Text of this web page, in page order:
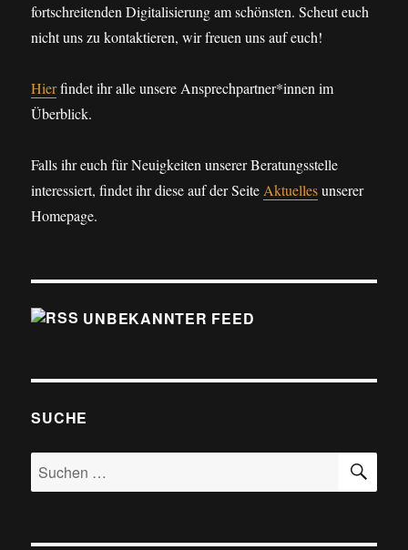
fortschreitenden Digitalisierung am schönsten. Scheut euch
nicht uns zu kontaktieren, wir freuen uns auf euch!
Hierfindet ihr alle unsere Ansprechpartner*innen im
Überblick.
Falls ihr euch für Neuigkeiten unserer Beratungsstelle
interessiert, findet ihr diese auf der Seite Aktuellesunserer
Homepage.
UNBEKANNTER FEED
SUCHE
Suche
nach: